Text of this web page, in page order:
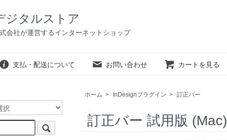
ジタルストア
会社が運営するインターネットショップ
支払・配送について お問い合わせ カートを見る
ホーム > InDesignプラグイン > 訂正バー
訂正バー 試用版 (Mac)